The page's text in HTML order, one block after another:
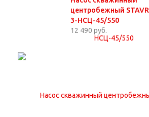
центробежный STAVR
3-НСЦ-45/550
12 490 руб.